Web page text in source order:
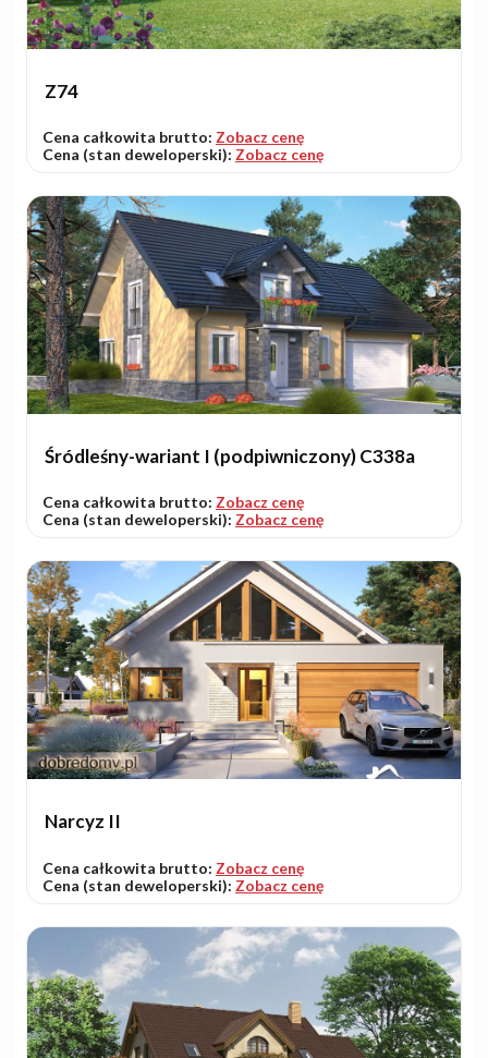
Z74
Cena całkowita brutto: Zobacz cenę
Cena (stan deweloperski): Zobacz cenę
Śródleśny-wariant I (podpiwniczony) C338a
Cena całkowita brutto: Zobacz cenę
Cena (stan deweloperski): Zobacz cenę
Narcyz II
Cena całkowita brutto: Zobacz cenę
Cena (stan deweloperski): Zobacz cenę